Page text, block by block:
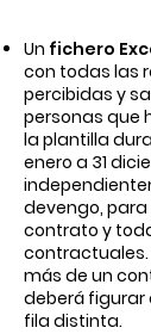
Un fichero
con todas las
percibidas y
personas que
la plantilla
enero a 31
devengo,
contrato y
contractuales.
más de un
deberá
fila distinta.